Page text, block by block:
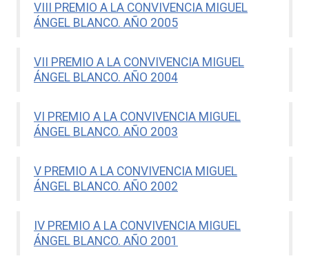
VIII PREMIO A LA CONVIVENCIA MIGUEL
ÁNGEL BLANCO. AÑO 2005
VII PREMIO A LA CONVIVENCIA MIGUEL
ÁNGEL BLANCO. AÑO 2004
VI PREMIO A LA CONVIVENCIA MIGUEL
ÁNGEL BLANCO. AÑO 2003
V PREMIO A LA CONVIVENCIA MIGUEL
ÁNGEL BLANCO. AÑO 2002
IV PREMIO A LA CONVIVENCIA MIGUEL
ÁNGEL BLANCO. AÑO 2001